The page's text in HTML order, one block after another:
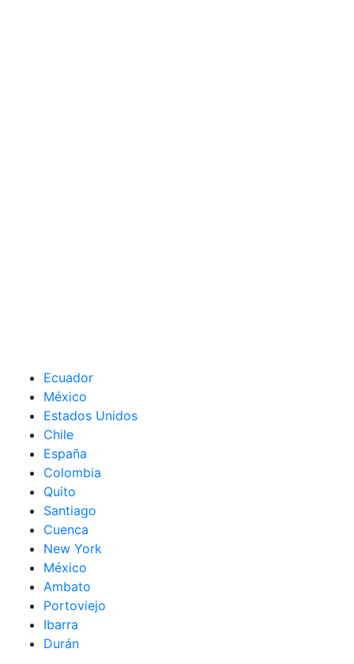
Ecuador
México
Estados Unidos
Chile
España
Colombia
Quito
Santiago
Cuenca
New York
México
Ambato
Portoviejo
Ibarra
Durán